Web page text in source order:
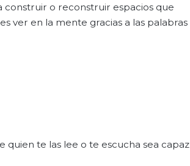
construir o reconstruir espacios que
ver en la mente gracias a las palabras
quien te las lee o te escucha sea capaz